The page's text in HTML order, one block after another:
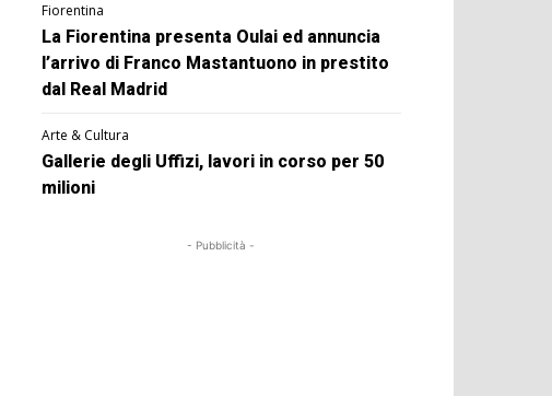
Fiorentina
La Fiorentina presenta Oulai ed annuncia
l’arrivo di Franco Mastantuono in prestito
dal Real Madrid
Arte & Cultura
Gallerie degli Uffizi, lavori in corso per 50
milioni
- Pubblicità -